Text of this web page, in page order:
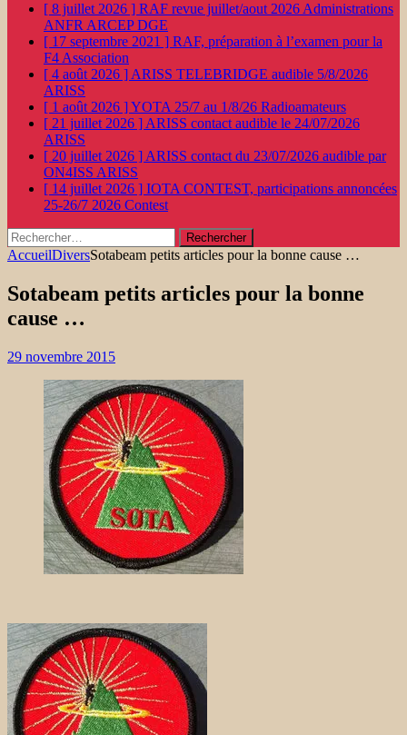
[ 8 juillet 2026 ] RAF revue juillet/aout 2026 Administrations
ANFR ARCEP DGE
[ 17 septembre 2021 ] RAF, préparation à l’examen pour la
F4 Association
[ 4 août 2026 ] ARISS TELEBRIDGE audible 5/8/2026
ARISS
[ 1 août 2026 ]YOTA 25/7 au 1/8/26 Radioamateurs
[ 21 juillet 2026 ] ARISS contact audible le 24/07/2026
ARISS
[ 20 juillet 2026 ] ARISS contact du 23/07/2026 audible par
ON4ISS ARISS
[ 14 juillet 2026 ] IOTA CONTEST, participations annoncées
25-26/7 2026 Contest
Rechercher :
AccueilDiversSotabeam petits articles pour la bonne cause …
Sotabeam petits articles pour la bonne
cause …
29 novembre 2015